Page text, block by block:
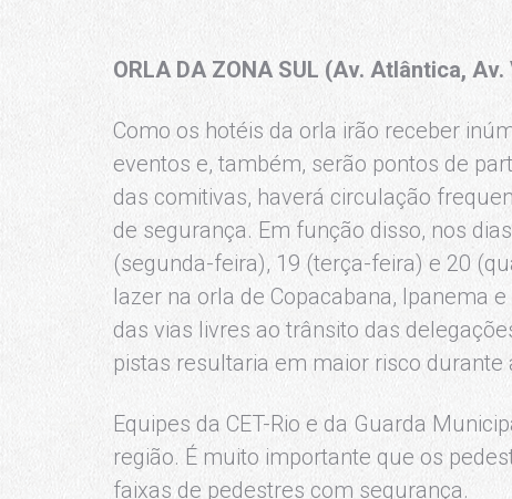
ORLA DA ZONA SUL (Av. Atlântica,
Como os hotéis da orla irão receber
eventos e, também, serão pontos de
das comitivas, haverá circulação
de segurança. Em função disso, nos
(segunda-feira), 19 (terça-feira) e 20
lazer na orla de Copacabana, Ipanema
das vias livres ao trânsito das
pistas resultaria em maior risco durante
Equipes da CET-Rio e da Guarda
região. É muito importante que os
faixas de pedestres com segurança.